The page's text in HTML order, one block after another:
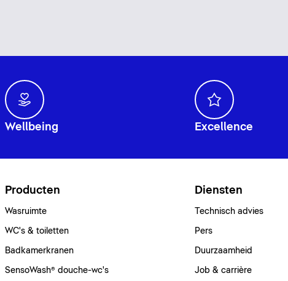
Wellbeing Excellence
Producten
Wasruimte
WC's & toiletten
Badkamerkranen
SensoWash® douche-wc's
Diensten
Technisch advies
Pers
Duurzaamheid
Job & carrière